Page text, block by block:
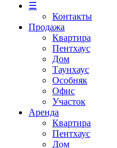
☰
Контакты
Продажа
Квартира
Пентхаус
Дом
Таунхаус
Особняк
Офис
Участок
Аренда
Квартира
Пентхаус
Дом